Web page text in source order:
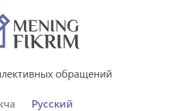
обращений
Русский